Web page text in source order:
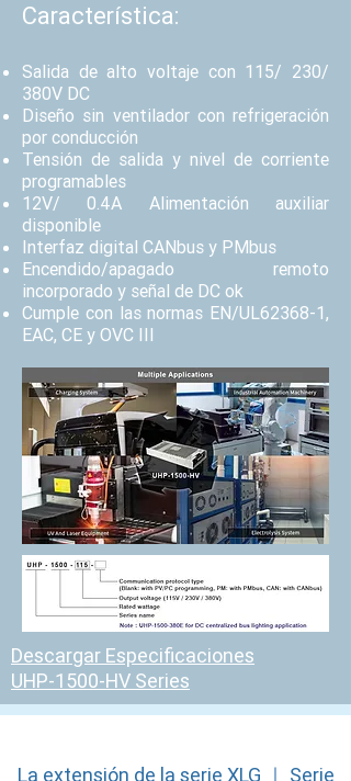
Característica:
Salida de alto voltaje con 115/ 230/
380V DC
Diseño sin ventilador con refrigeración
por conducción
Tensión de salida y nivel de corriente
programables
12V/ 0.4A Alimentación auxiliar
disponible
Interfaz digital CANbus y PMbus
Encendido/apagado remoto
incorporado y señal de DC ok
Cumple con las normas EN/UL62368-1,
EAC, CE y OVC III
Descargar Especificaciones
UHP-1500-HV Series
La extensión de la serie XLG ｜ Serie